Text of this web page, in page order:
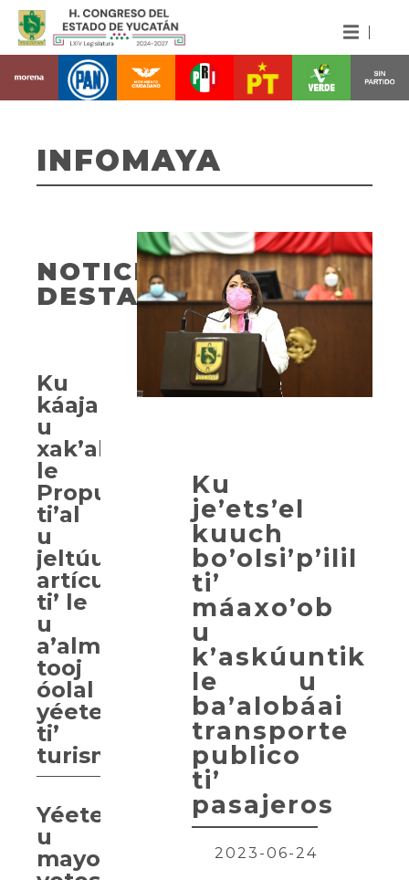
INFOMAYA
Ku
je’ets’el
kuuch
bo’olsi’p’ilil
ti’
máaxo’ob
u
k’askúuntik
le u
ba’alobáai
transporte
publico
ti’
pasajeros
2023-06-24
NOTICIAS
DESTACADAS
Ku
káajal
u
xak’alta’al
le
Propuesta
ti’al
u
jeltúumbensa’al
artículos
ti’ le
u
a’almajt’aanil
tooj
óolal
yéetel
ti’
turismo.
Yéetel
u
mayoría